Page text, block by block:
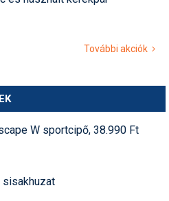
További akciók
W sportcipő, 38.990 Ft